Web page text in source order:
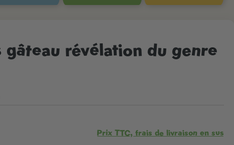
révélation du genre
Prix TTC, frais de livraison en sus